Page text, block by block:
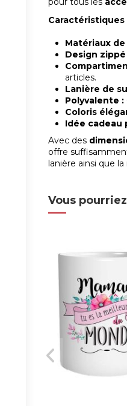
Caractéristiques
Matériaux
Design zippé
articles.
Lanière de
Polyvalente :
Coloris
Idée cadeau
Avec des
offre
lanière ainsi que
Vous